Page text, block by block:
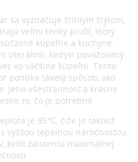
sa vyznačuje štíhlym štýlom,
veľmi tenký profil, ktorý
kúpeľne a kuchyne.
uterákmi, kedysi považovaný
vo väčšine kúpeľni. Tento
ponúka skvelý spôsob, ako
Jeho všestrannosť a krásne
to, čo je potrebné.
je 95°C, čiže je taktiež
vyššou tepelnou náročnosťou.
kvôli zaisteniu maximálnej